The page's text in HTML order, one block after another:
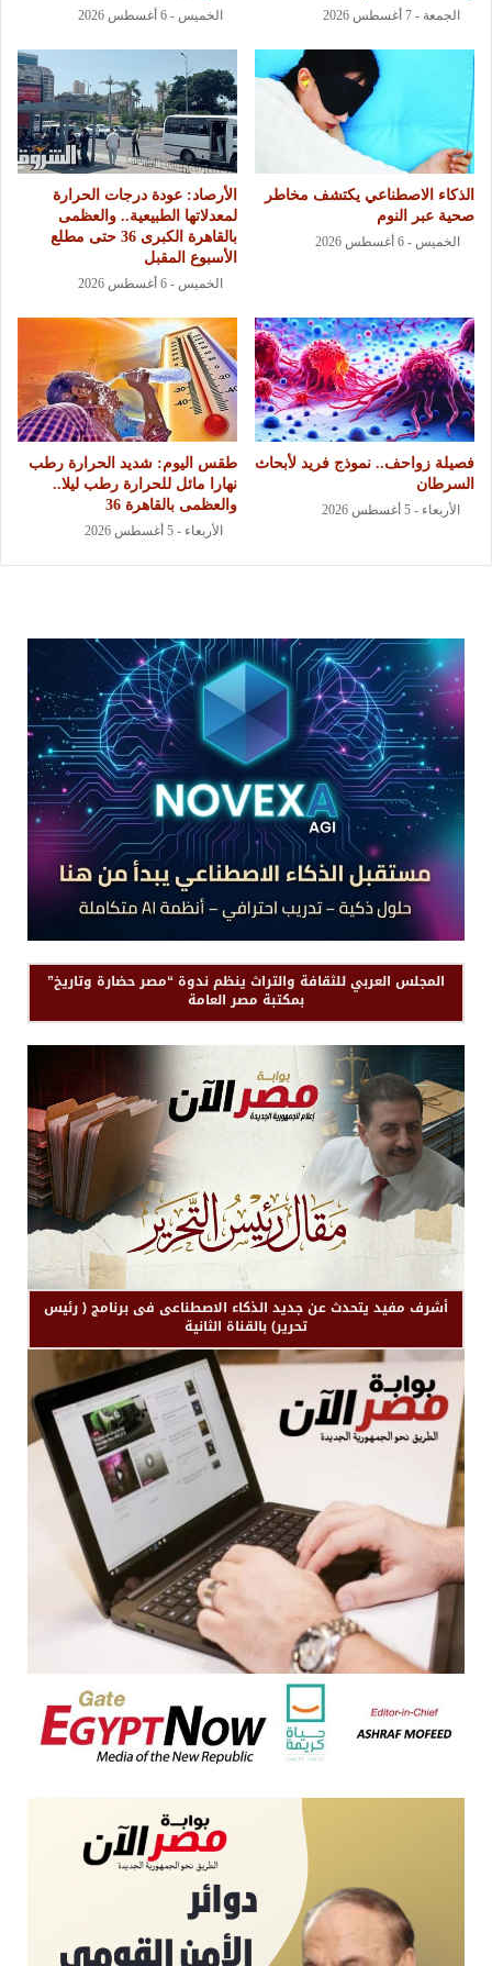
الجمعة - 7 أغسطس 2026 الخميس - 6 أغسطس 2026
الذكاء الاصطناعي يكتشف مخاطر
صحية عبر النوم
الخميس - 6 أغسطس 2026
الأرصاد: عودة درجات الحرارة
لمعدلاتها الطبيعية.. والعظمى
بالقاهرة الكبرى 36 حتى مطلع
الأسبوع المقبل
الخميس - 6 أغسطس 2026
فصيلة زواحف.. نموذج فريد لأبحاث
السرطان
الأربعاء - 5 أغسطس 2026
طقس اليوم: شديد الحرارة رطب
نهارا مائل للحرارة رطب ليلا..
والعظمى بالقاهرة 36
الأربعاء - 5 أغسطس 2026
المجلس العربي للثقافة والتراث ينظم ندوة “مصر حضارة وتاريخ”
بمكتبة مصر العامة
أشرف مفيد يتحدث عن جديد الذكاء الاصطناعى فى برنامج ( رئيس
تحرير) بالقناة الثانية